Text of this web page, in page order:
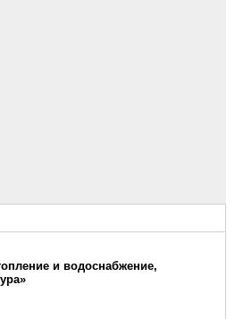
и водоснабжение,